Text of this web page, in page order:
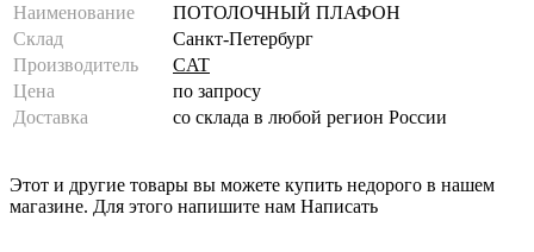
Наименование
ПОТОЛОЧНЫЙ ПЛАФОН
Склад
Санкт-Петербург
Производитель
CAT
Цена
по запросу
Доставка
со склада в любой регион России
Этот и другие товары вы можете купить недорого в нашем
магазине. Для этого напишите нам Написать